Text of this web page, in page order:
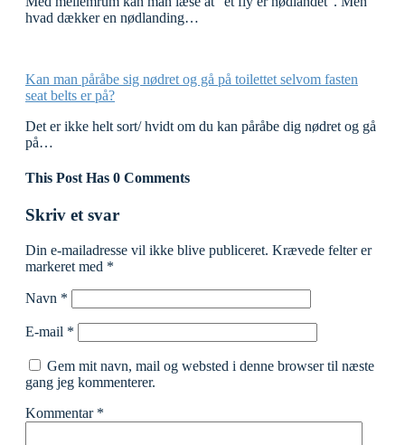
hvad dækker en nødlanding…
Kan man påråbe sig nødret og gå på toilettet selvom fasten
seat belts er på?
Det er ikke helt sort/ hvidt om du kan påråbe dig nødret og gå
på…
This Post Has 0 Comments
Skriv et svar
Din e-mailadresse vil ikke blive publiceret. Krævede felter er
markeret med *
Navn *
E-mail *
Gem mit navn, mail og websted i denne browser til næste
gang jeg kommenterer.
Kommentar *